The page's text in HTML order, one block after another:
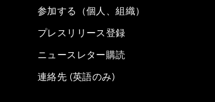
参加する（個人、組織）
プレスリリース登録
ニュースレター購読
連絡先 (英語のみ)